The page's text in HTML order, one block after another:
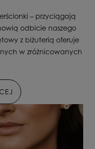
– przyciągają
odbicie naszego
z biżuterią oferuje
w zróżnicowanych